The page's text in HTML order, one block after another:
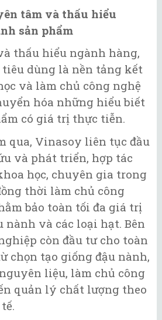
tâm và thấu hiểu
sản phẩm
thấu hiểu ngành hàng,
dùng là nền tảng kết
và làm chủ công nghệ
hóa những hiểu biết
có giá trị thực tiễn.
qua, Vinasoy liên tục đầu
và phát triển, hợp tác
học, chuyên gia trong
thời làm chủ công
bảo toàn tối đa giá trị
nành và các loại hạt. Bên
còn đầu tư cho toàn
chọn tạo giống đậu nành,
liệu, làm chủ công
quản lý chất lượng theo